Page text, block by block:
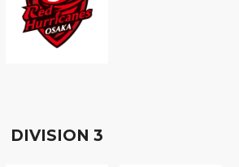
DIVISION 3